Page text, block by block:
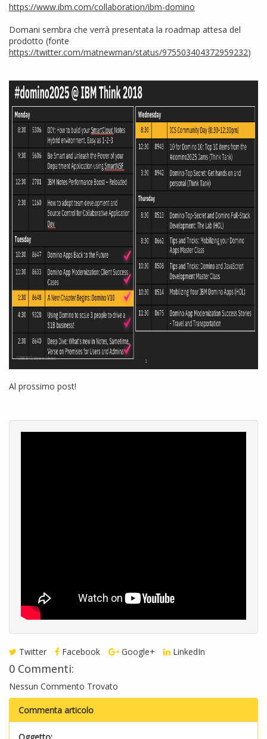
https://www.ibm.com/collaboration/ibm-domino
Domani sembra che verrà presentata la roadmap attesa del
prodotto (fonte
https://twitter.com/matnewman/status/975503404372959232)
Al prossimo post!
Twitter Facebook Google+ LinkedIn
0 Commenti:
Nessun Commento Trovato
Commenta articolo
Oggetto: